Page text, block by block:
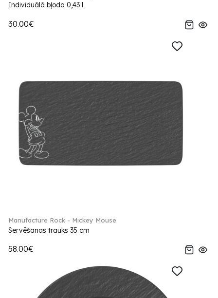
Individuālā bļoda 0,43 l
30.00€
Manufacture Rock - Mickey Mouse
Servēšanas trauks 35 cm
58.00€